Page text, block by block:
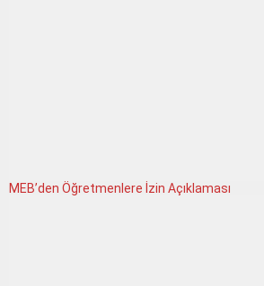
MEB’den Öğretmenlere İzin Açıklaması